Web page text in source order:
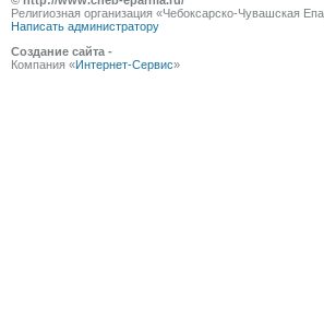
Религиозная организация «Чебоксарско-Чувашская
Написать администратору
Создание сайта -
Компания «Интернет-Сервис»